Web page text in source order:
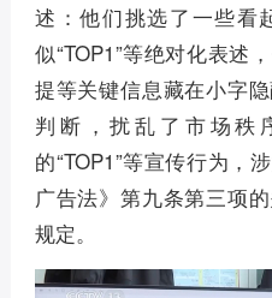
述：他们挑选了一些看
似“TOP1”等绝对化表述
提等关键信息藏在小字
判断，扰乱了市场秩
的“TOP1”等宣传行为，
广告法》第九条第三项
规定。